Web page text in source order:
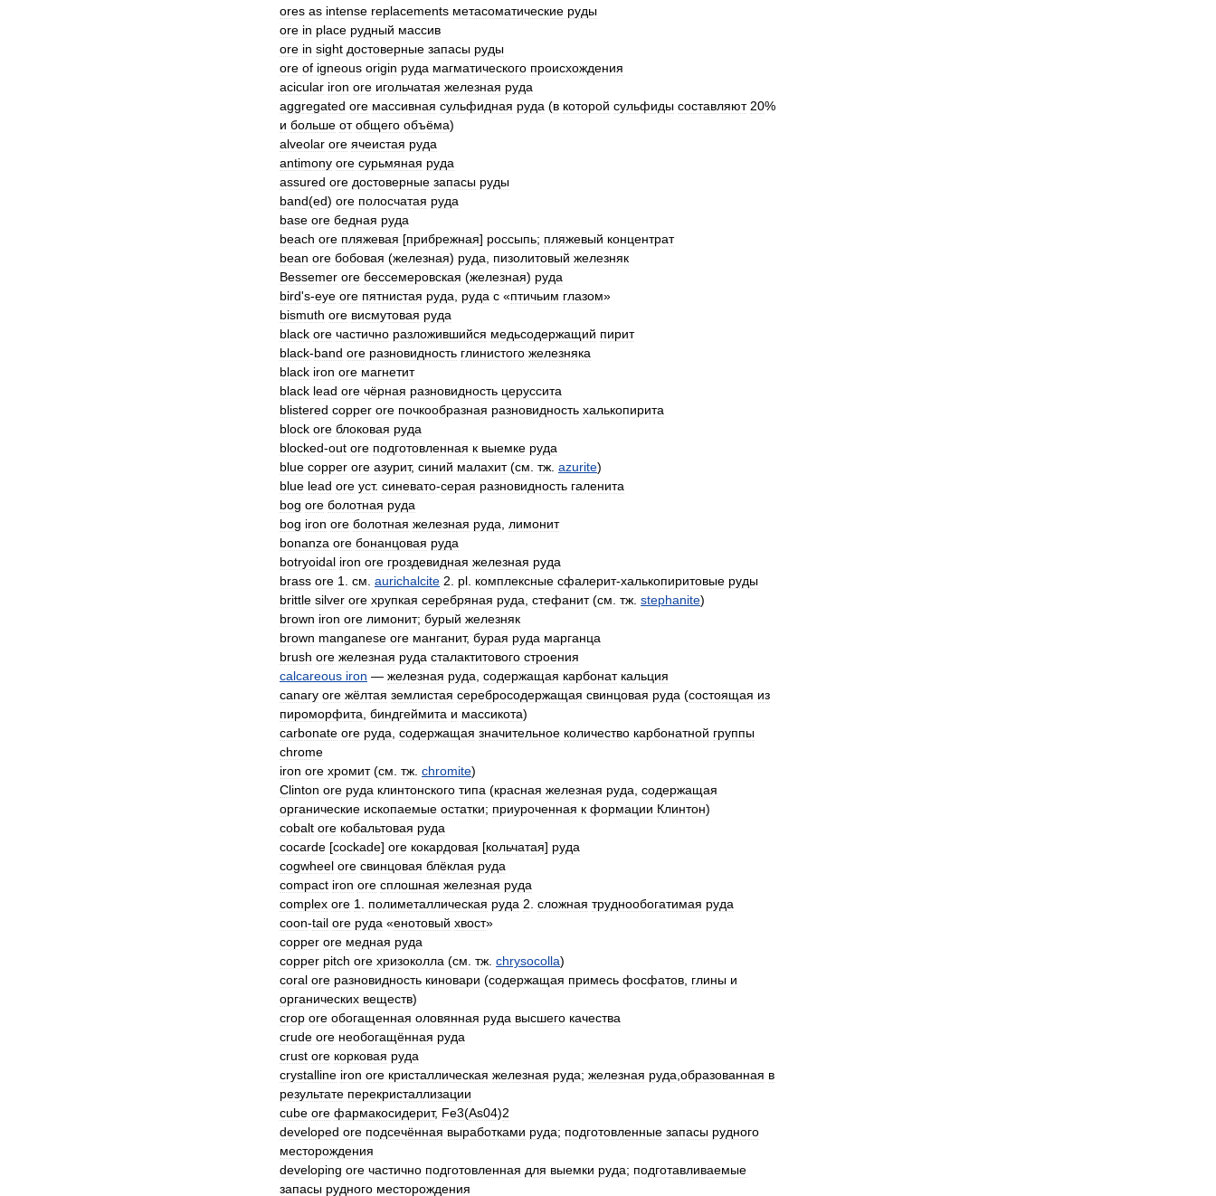
ores as intense replacements метасоматические руды
ore in place рудный массив
ore in sight достоверные запасы руды
ore of igneous origin руда магматического происхождения
acicular iron ore игольчатая железная руда
aggregated ore массивная сульфидная руда (в которой сульфиды составляют 20%
и больше от общего объёма)
alveolar ore ячеистая руда
antimony ore сурьмяная руда
assured ore достоверные запасы руды
band(ed) ore полосчатая руда
base ore бедная руда
beach ore пляжевая [прибрежная] россыпь; пляжевый концентрат
bean ore бобовая (железная) руда пизолитовый железняк
Bessemer ore бессемеровская (железная) руда
bird's-eye ore пятнистая руда руда с «птичьим глазом»
bismuth ore висмутовая руда
black ore частично разложившийся медьсодержащий пирит
black-band ore разновидность глинистого железняка
black iron ore магнетит
black lead ore чёрная разновидность церуссита
blistered copper ore почкообразная разновидность халькопирита
block ore блоковая руда
blocked-out ore подготовленная к выемке руда
blue copper ore азурит, синий малахит(см тж azurite)
blue lead ore уст. синевато-серая разновидность галенита
bog ore болотная руда
bog iron ore болотная железная руда
лимонит
bonanza ore бонанцовая руда
botryoidal iron ore гроздевидная железная руда
brass ore 1 см aurichalcite 2 pl комплексные сфалерит-халькопиритовые руды
brittle silver ore хрупкая серебряная руда стефанит(см тж stephanite)
brown iron ore лимонит; бурый железняк
brown manganese ore манганит, бурая руда марганца
brush ore железная руда сталактитового строения
calcareous iron — железная руда содержащая карбонат кальция
canary ore жёлтая землистая серебросодержащая свинцовая руда (состоящая из
пироморфита биндгеймита и массикота)
carbonate ore руда содержащая значительное количество карбонатной группы
chrome
iron ore хромит(см тж chromite)
Clinton ore руда клинтонского типа (красная железная руда содержащая
органические ископаемые остатки; приуроченная к формации Клинтон)
cobalt ore кобальтовая руда
cocarde [cockade] ore кокардовая [кольчатая] руда
cogwheel ore свинцовая блёклая руда
compact iron ore сплошная железная руда
complex ore 1 полиметаллическая руда 2 сложная труднообогатимая руда
coon-tail ore руда «енотовый хвост»
copper ore медная руда
copper pitch ore хризоколла (см тж chrysocolla)
coral ore разновидность киновари (содержащая примесь фосфатов глины и
органических веществ)
crop ore обогащенная оловянная руда высшего качества
crude ore необогащённая руда
crust ore корковая руда
crystalline iron ore кристаллическая железная руда; железная руда образованная в
результате перекристаллизации
cube ore фармакосидерит, Fe3(As04)2
developed ore подсечённая выработками руда; подготовленные запасы рудного
месторождения
developing ore частично подготовленная для выемки руда; подготавливаемые
запасы рудного месторождения